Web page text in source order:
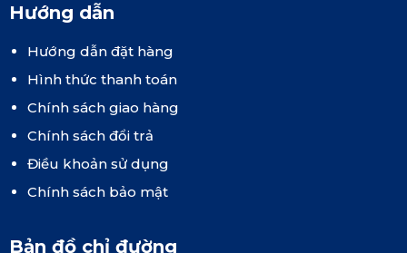
Hướng dẫn
Hướng dẫn đặt hàng
Hình thức thanh toán
Chính sách giao hàng
Chính sách đổi trả
Điều khoản sử dụng
Chính sách bảo mật
Bản đồ chỉ đường